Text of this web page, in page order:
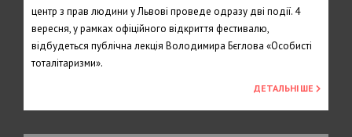
центр з прав людини у Львові проведе одразу дві події. 4
вересня, у рамках офіційного відкриття фестивалю,
відбудеться публічна лекція Володимира Бєглова «Особисті
тоталітаризми».
ДЕТАЛЬНІШЕ